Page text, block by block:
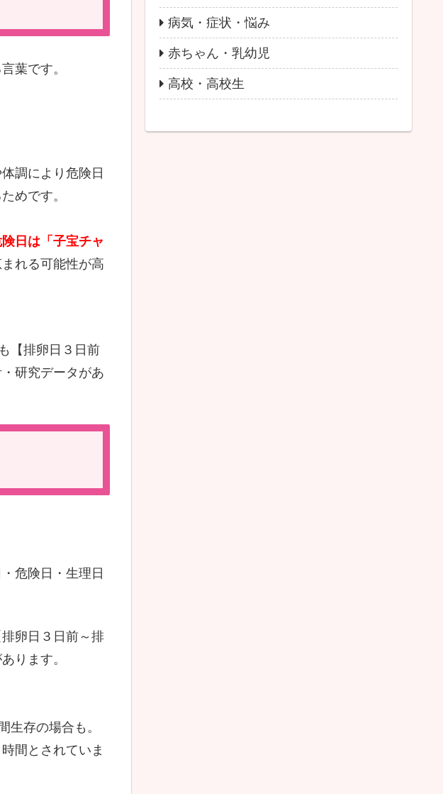
葉です。
調により危険日
めです。
日は「子宝チャ
れる可能性が高
【排卵日３日前
研究データがあ
危険日・生理日
卵日３日前～排
ります。
存の場合も。
間とされていま
病気・症状・悩み
赤ちゃん・乳幼児
高校・高校生